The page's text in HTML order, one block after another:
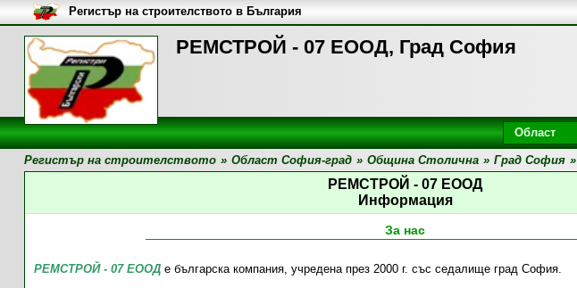
РЕМСТРОЙ - 07 ЕООД, Град София
Регистър на строителството в България
Област
Регистър на строителството » Област София-град » Община Столична » Град София »
РЕМСТРОЙ - 07 ЕООД
Информация
За нас
РЕМСТРОЙ - 07 ЕООДе българска компания, учредена през 2000 г. със седалище град София.